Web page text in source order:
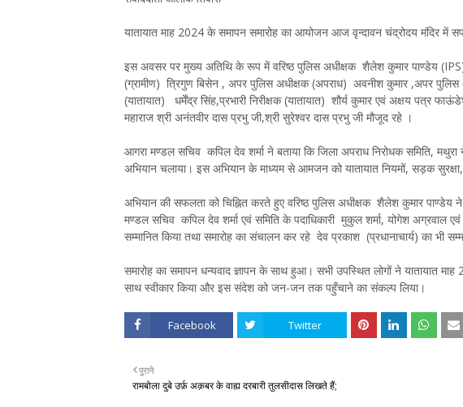
यातायात माह 2024 के समापन समारोह का आयोजन आज वृन्दावन चंद्रोदय मंदिर में
इस अवसर पर मुख्य अतिथि के रूप में वरिष्ठ पुलिस अधीक्षक शैलेश कुमार पाण्डेय
(ग्रामीण) त्रिगुण बिसेन , अपर पुलिस अधीक्षक (अपराध) अवनीश कुमार ,अपर पुलिस
(यातायात) धर्मेंद्र सिंह,प्रभारी निरीक्षक (यातायात) शौर्य कुमार एवं अक्षय पत्र
महाराज श्री अनंतवीर दास प्रभु जी,श्री सुरेश्वर दास प्रभु जी मौजूद रहे ।
आगरा मण्डल सचिव कपिल देव शर्मा ने बताया कि जिला अपराध निरोधक समिति,
अभियान चलाया। इस अभियान के माध्यम से आमजन को यातायात नियमों, सड़क
अभियान की सफलता को चिह्नित करते हुए वरिष्ठ पुलिस अधीक्षक शैलेश कुमार पाण्डेय
मण्डल सचिव कपिल देव शर्मा एवं समिति के पदाधिकारी मुकुल शर्मा, योगेश अग्रवाल
सम्मानित किया तथा समारोह का संचालन कर रहे देव प्रकाश (प्रधानाचार्य) का भी
समारोह का समापन धन्यवाद ज्ञापन के साथ हुआ। सभी उपस्थित लोगों ने यातायात
साथ स्वीकार किया और इस संदेश को जन-जन तक पहुँचाने का संकल्प लिया।
Facebook Twitter
पुराने
रामबोला दुबे उर्फ़ अक़बर के वाह्य दरबारी तुलसीदास लिखते हैं;